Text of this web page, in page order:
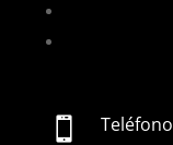
 Teléfono